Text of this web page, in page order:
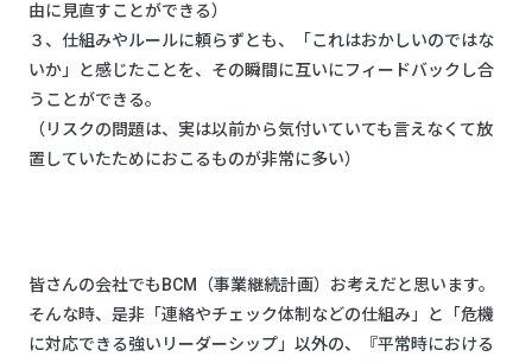
由に見直すことができる）
３、仕組みやルールに頼らずとも、「これはおかしいのではな
いか」と感じたことを、その瞬間に互いにフィードバックし合
うことができる。
（リスクの問題は、実は以前から気付いていても言えなくて放
置していたためにおこるものが非常に多い）
皆さんの会社でもBCM（事業継続計画）お考えだと思います。
そんな時、是非「連絡やチェック体制などの仕組み」と「危機
に対応できる強いリーダーシップ」以外の、『平常時における